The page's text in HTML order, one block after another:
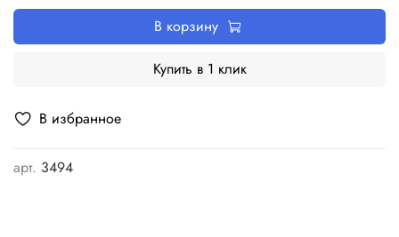
В избранное
арт. 3494
В корзину
Купить в 1 клик